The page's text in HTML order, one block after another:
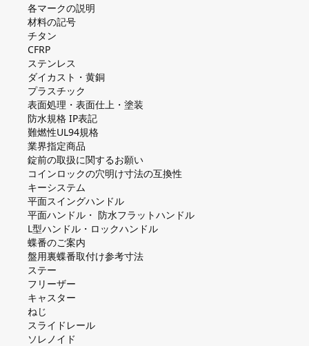
各マークの説明
材料の記号
チタン
CFRP
ステンレス
ダイカスト・⻩銅
プラスチック
表面処理・表面仕上・塗装
防⽔規格 IP表記
難燃性UL94規格
業界指定商品
錠前の取扱に関するお願い
コインロックの⽳明け⼨法の互換性
キーシステム
平⾯スイングハンドル
平⾯ハンドル・ 防⽔フラットハンドル
L型ハンドル・ロックハンドル
蝶番のご案内
盤⽤裏蝶番取付け参考⼨法
ステー
フリーザー
キャスター
ねじ
スライドレール
ソレノイド